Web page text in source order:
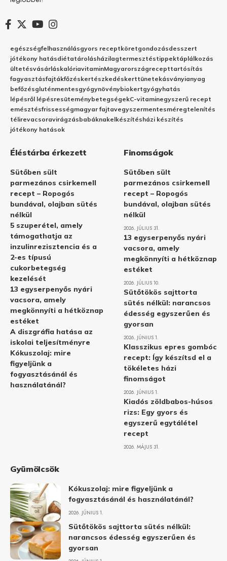
egészségfelhasználásgyors receptköretgondozásdesszert
jótékony hatásdiétatárolásházilagtermesztéstippektáplálkozás
ültetésvásárláskalóriavitaminMagyarországrecepttartósítás
fagyasztásfajtákfőzéskertészkedéskerttünetekásványianyag
befőzésgluténmentesgyógynövénybiokertgyógyhatás
lépésről lépésresüteménybetegségekC-vitaminegyszerű recept
emésztésfrissességmagyar fajtavegyszermentesméregtelenítés
télirevacsoravirágzásbabáknakelkészítésházi készítés
jótékony hatások
Éléstárba érkezett
Sütőben sült
parmezános csirkemell
recept – Ropogós
bundával, olajban sütés
nélkül
5 szuperétel, amely
támogathatja az
inzulinrezisztencia és a
2-es típusú
cukorbetegség
kezelését
13 egyserpenyős nyári
vacsora, amely
megkönnyíti a hétköznap
estéket
A diszgráfia hatása az
iskolai teljesítményre
Kókuszolaj: mire
figyeljünk a
fogyasztásánál és
használatánál?
Finomságok
Sütőben sült
parmezános csirkemell
recept – Ropogós
bundával, olajban sütés
nélkül
2026. JÚLIUS 31.
13 egyserpenyős nyári
vacsora, amely
megkönnyíti a hétköznap
estéket
2026. JÚLIUS 10.
Sütőtökös sajttorta
sütés nélkül: narancsos
édesség egyszerűen és
gyorsan
2026. JÚNIUS 1.
Klasszikus epres gombóc
recept: Így készítsd el a
tökéletes házi
finomságot
2026. JÚNIUS 1.
Kiadós zöldbabos-húsos
rizs: Egy gyors és
egyszerű egytálétel
recept
2026. MÁJUS 31.
Gyümölcsök
Kókuszolaj: mire figyeljünk a
fogyasztásánál és használatánál?
2026. JÚNIUS 1.
Sütőtökös sajttorta sütés nélkül:
narancsos édesség egyszerűen és
gyorsan